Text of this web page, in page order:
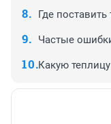
Где поставить
Частые
Какую